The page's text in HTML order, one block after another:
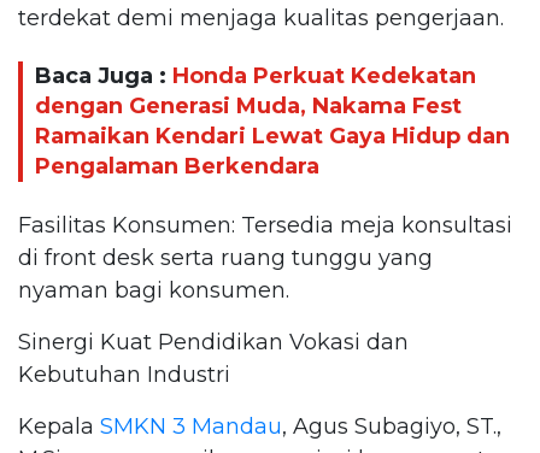
terdekat demi menjaga kualitas pengerjaan.
Baca Juga : Honda Perkuat Kedekatan
dengan Generasi Muda, Nakama Fest
Ramaikan Kendari Lewat Gaya Hidup dan
Pengalaman Berkendara
Fasilitas Konsumen: Tersedia meja konsultasi
di front desk serta ruang tunggu yang
nyaman bagi konsumen.
Sinergi Kuat Pendidikan Vokasi dan
Kebutuhan Industri
Kepala SMKN 3 Mandau, Agus Subagiyo, ST.,